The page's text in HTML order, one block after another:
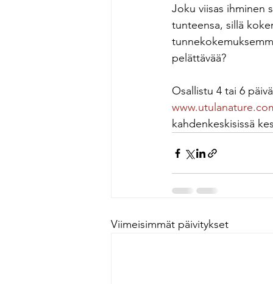
Joku viisas ihminen
tunteensa, sillä
pelättävää?
Osallistu 4 tai 6
kahdenkeskisissä
Viimeisimmät päivitykset